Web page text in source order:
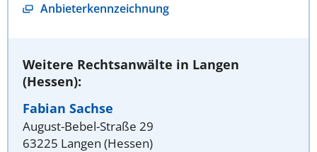
Anbieterkennzeichnung
Weitere Rechtsanwälte in Langen
(Hessen):
Fabian Sachse
August-Bebel-Straße 29
63225 Langen (Hessen)